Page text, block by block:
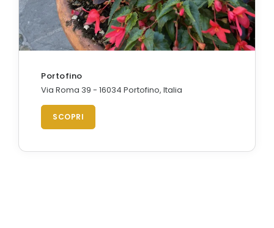
Portofino
Via Roma 39 - 16034 Portofino, Italia
SCOPRI